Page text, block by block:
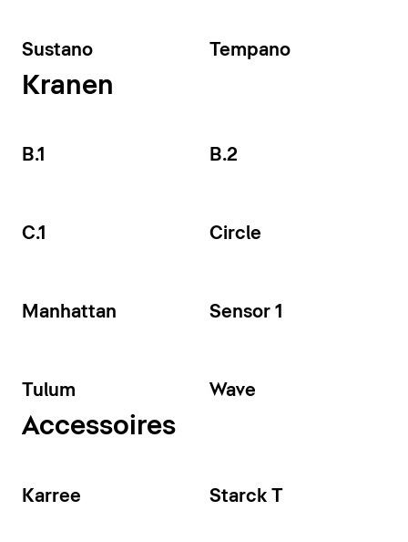
Sustano Tempano
Kranen
B.1 B.2
C.1 Circle
Manhattan Sensor 1
Tulum Wave
Accessoires
Karree Starck T